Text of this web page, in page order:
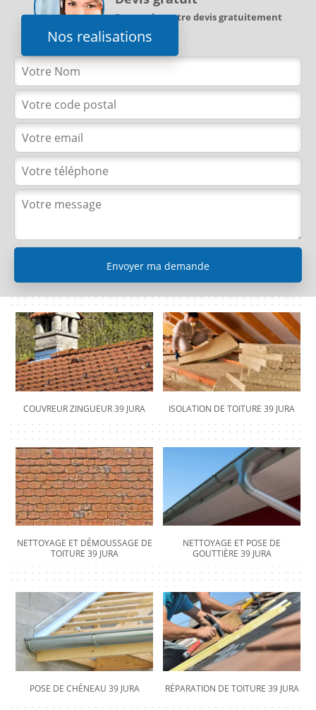
Nos realisations
Demandez votre devis gratuitement
COUVREUR ZINGUEUR 39 JURA ISOLATION DE TOITURE 39 JURA
NETTOYAGE ET DÉMOUSSAGE DE
TOITURE 39 JURA
NETTOYAGE ET POSE DE
GOUTTIÈRE 39 JURA
POSE DE CHÉNEAU 39 JURA RÉPARATION DE TOITURE 39 JURA